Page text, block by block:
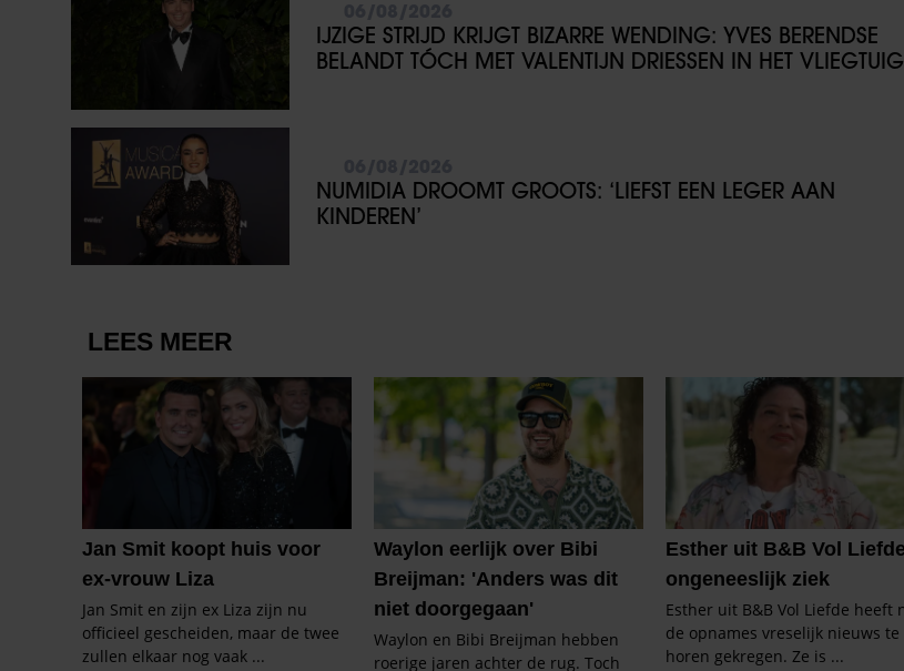
IJZIGE STRIJD KRIJGT BIZARRE WENDING: YVES BERENDSE
BELANDT TÓCH MET VALENTIJN DRIESSEN IN HET VLIEGTUIG
NUMIDIA DROOMT GROOTS: ‘LIEFST EEN LEGER AAN
KINDEREN’